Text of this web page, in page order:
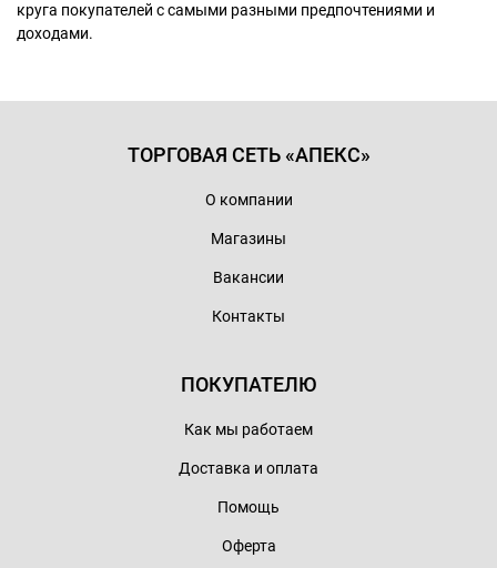
круга покупателей с самыми разными предпочтениями и
доходами.
ТОРГОВАЯ СЕТЬ «АПЕКС»
О компании
Магазины
Вакансии
Контакты
ПОКУПАТЕЛЮ
Как мы работаем
Доставка и оплата
Помощь
Оферта